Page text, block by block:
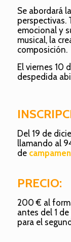
Se abordará
perspectivas.
emocional y
musical, la
composición.
El viernes 10
despedida
Del 19 de
llamando al
de
PRECIO:
200 € al
antes del 1
para el